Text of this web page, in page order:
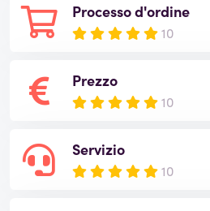
Processo d'ordine
10
Prezzo
10
Servizio
10